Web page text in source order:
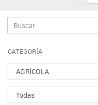
CATEGORÍA